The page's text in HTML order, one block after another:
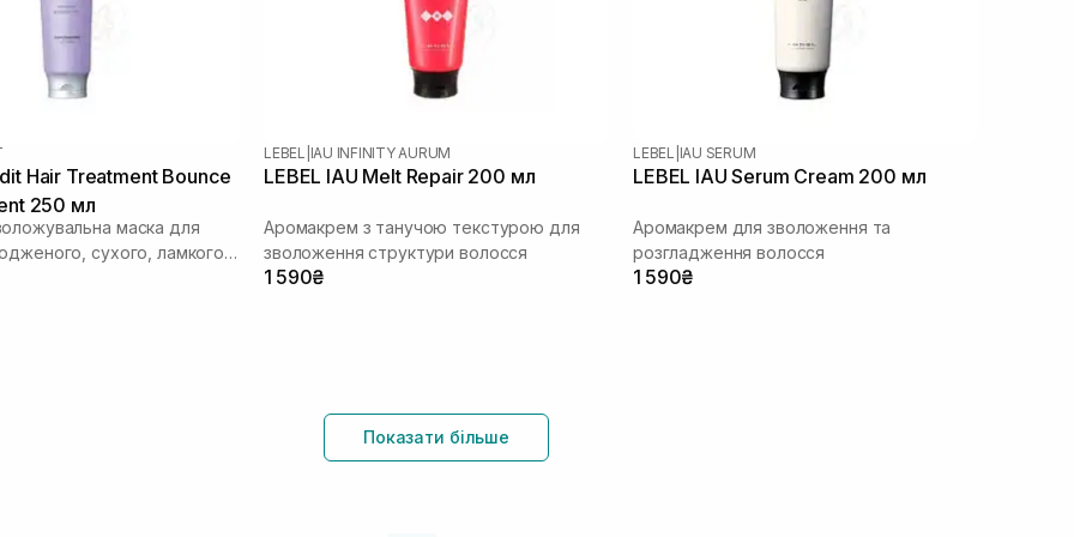
Hair Treatment Bounce
250 мл
маска для
сухого, ламкого
LEBEL IAU INFINITY AURUM
LEBEL IAU Melt Repair 200 мл
Аромакрем з танучою текстурою для
зволоження структури волосся
1 590₴
LEBEL IAU SERUM
LEBEL IAU Serum Cream 200 мл
Аромакрем для зволоження та
розгладження волосся
1 590₴
Показати більше